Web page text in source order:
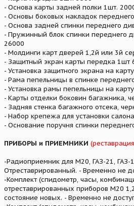
- Основа карты задней полки 1шт.
- Основы боковых накладок
- Основа задней спинки переднего
- Пружинный блок спинки переднего
26000
- Молдинги карт дверей 1,2й или 3й
- Защитный экран карты передка 1шт
- Установка защитного экрана на
- Рама пепельницы в спинке
- Установка рамы пепельницы на
- Карты отделки боковин багажника,
- Задняя стенка багажного отсека,
- Набор крепежа для установки
- Основание поручня спинки
ПРИБОРЫ и ПРИЕМНИКИ
-Радиоприемник для М20, ГАЗ-21,
Отреставрированный. - Временно не
-Комплект (спидометр, часы,
отреставрированных приборов М20
состояние новых. - Временно не